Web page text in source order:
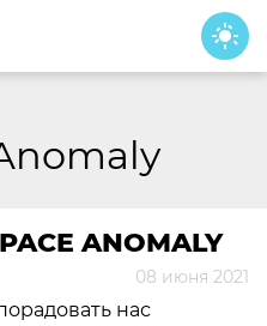
ANOMALY
08 июня 2021
нас